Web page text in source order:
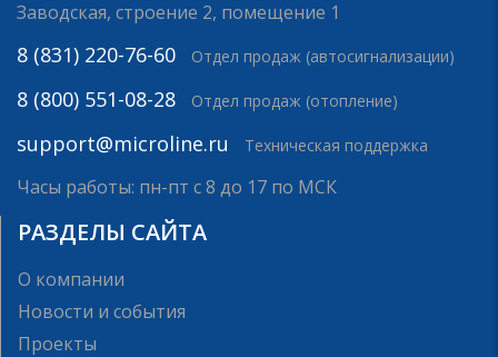
Заводская, строение 2, помещение 1
8 (831) 220-76-60 Отдел продаж (автосигнализации)
8 (800) 551-08-28 Отдел продаж (отопление)
support@microline.ru Техническая поддержка
Часы работы: пн-пт с 8 до 17 по МСК
РАЗДЕЛЫ САЙТА
О компании
Новости и события
Проекты